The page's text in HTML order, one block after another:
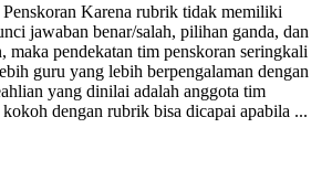
Karena rubrik tidak memiliki
jawaban benar/salah, pilihan ganda, dan
maka pendekatan tim penskoran seringkali
guru yang lebih berpengalaman dengan
yang dinilai adalah anggota tim
dengan rubrik bisa dicapai apabila ...